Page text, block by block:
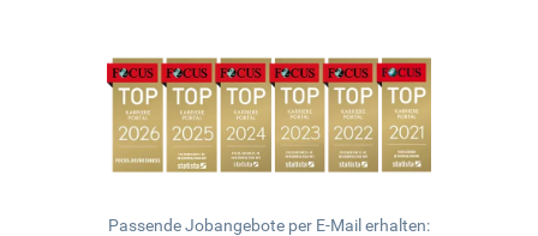
Passende Jobangebote per E-Mail erhalten: